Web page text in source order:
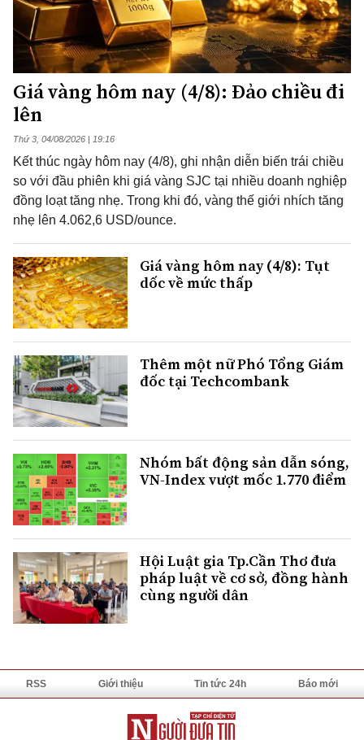
Giá vàng hôm nay (4/8): Đảo chiều đi
lên
Thứ 3, 04/08/2026 | 19:16
Kết thúc ngày hôm nay (4/8), ghi nhận diễn biến trái chiều
so với đầu phiên khi giá vàng SJC tại nhiều doanh nghiệp
đồng loạt tăng nhẹ. Trong khi đó, vàng thế giới nhích tăng
nhẹ lên 4.062,6 USD/ounce.
Giá vàng hôm nay (4/8): Tụt
dốc về mức thấp
Thêm một nữ Phó Tổng Giám
đốc tại Techcombank
Nhóm bất động sản dẫn sóng,
VN-Index vượt mốc 1.770 điểm
Hội Luật gia Tp.Cần Thơ đưa
pháp luật về cơ sở, đồng hành
cùng người dân
RSS Giới thiệu Tin tức 24h Báo mới